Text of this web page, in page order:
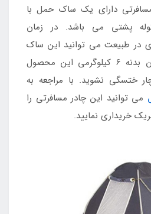
دارای یک ساک حمل با
پشتی می باشد. در زمان
در طبیعت می توانید این ساک
حمل را با توجه به وزن بدنه 6 کیلوگرمی این محصول
ختسگی نشوید. با مراجعه به
می توانید این چادر مسافرتی را
خریداری نمایید.